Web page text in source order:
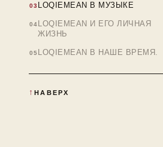
LOQIEMEAN В МУЗЫКЕ
LOQIEMEAN И ЕГО ЛИЧНАЯ
ЖИЗНЬ
LOQIEMEAN В НАШЕ ВРЕМЯ.
НАВЕРХ